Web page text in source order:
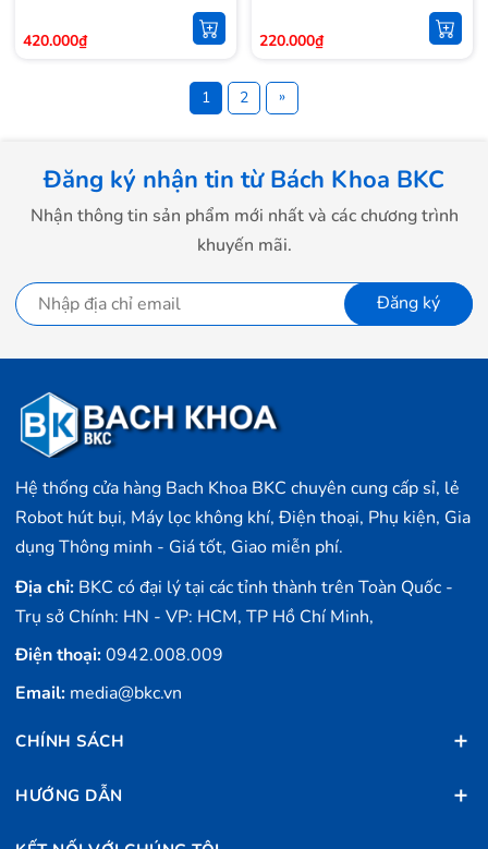
420.000₫ 220.000₫
1 2 »
Đăng ký nhận tin từ Bách Khoa BKC
Nhận thông tin sản phẩm mới nhất và các chương trình
khuyến mãi.
Đăng ký
Hệ thống cửa hàng Bach Khoa BKC chuyên cung cấp sỉ, lẻ
Robot hút bụi, Máy lọc không khí, Điện thoại, Phụ kiện, Gia
dụng Thông minh - Giá tốt, Giao miễn phí.
Địa chỉ: BKC có đại lý tại các tỉnh thành trên Toàn Quốc -
Trụ sở Chính: HN - VP: HCM, TP Hồ Chí Minh,
Điện thoại:0942.008.009
Email: media@bkc.vn
CHÍNH SÁCH
HƯỚNG DẪN